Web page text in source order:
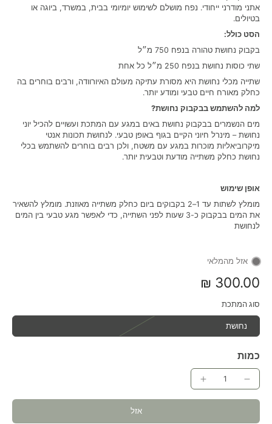
אתני מודרני ייחודי. נפח מושלם לשימוש יומיומי בבית, במשרד, ביוגה או
בטיולים.
הסט כולל:
בקבוק נחושת טהורה בנפח 750 מ״ל
שתי כוסות נחושת בנפח 250 מ״ל כל אחת
שתייה מכלי נחושת היא מסורת עתיקה מעולם האיורוודה, ורבים בוחרים בה
כחלק מאורח חיים טבעי ומודע יותר.
למה להשתמש בבקבוק נחושת?
מים הנשמרים בבקבוק נחושת באים במגע עם המתכת ועשויים להכיל יוני
נחושת – מינרל חיוני הקיים בגוף באופן טבעי. לנחושת תכונות אנטי
מיקרוביאליות מוכרות במגע עם משטח, ולכן רבים בוחרים להשתמש בכלי
נחושת כחלק משתייה מודעת וטבעית יותר.
אופן שימוש
מומלץ לשתות עד 1–2 בקבוקים ביום כחלק משתייה מאוזנת. מומלץ להשאיר
את המים בבקבוק כ-3 שעות לפני השתייה, כדי לאפשר מגע טבעי בין המים
לנחושת
אזל מהמלאי
300.00 ₪
סוג המתכת
נחושת
כמות
אזל